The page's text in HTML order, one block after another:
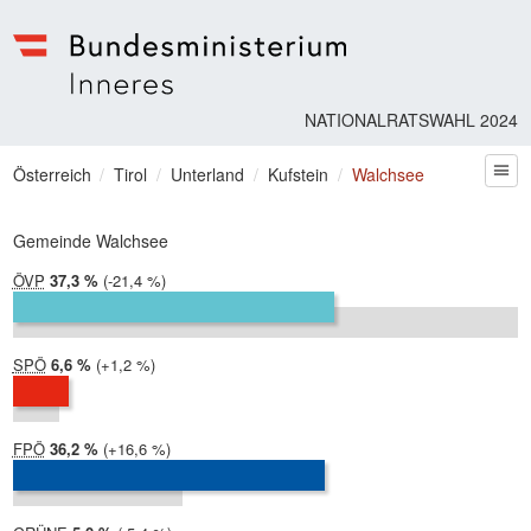
NATIONALRATSWAHL 2024
Sie befinden sich hier
Österreich Tirol Unterland Kufstein Walchsee
Gemeinde Walchsee
ÖVP 2024:
37,3 %
2019:
58,7 %
Differenz:
-21,4 %
SPÖ 2024:
6,6 % Differenz:
+1,2 %
FPÖ 2024:
36,2 %
2019:
19,7 %
Differenz:
+16,6 %